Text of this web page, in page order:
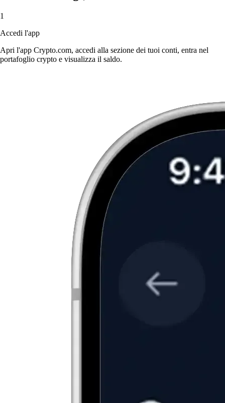
1
Accedi l'app
Apri l'app Crypto.com, accedi alla sezione dei tuoi conti, entra nel
portafoglio crypto e visualizza il saldo.